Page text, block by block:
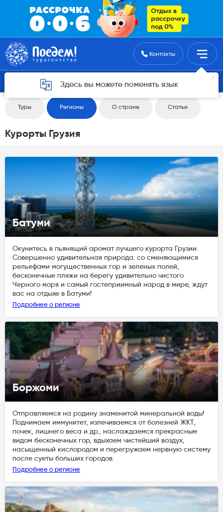
Поиск туровКонтакты
Здесь вы можете поменять язык
Вернуться назад
Туры Регионы О стране Статьи
Курорты Грузия
Батуми
Окунитесь в пьянящий аромат лучшего курорта Грузии.
Совершенно удивительная природа: со сменяющимися
рельефами могущественных гор и зеленых полей,
бесконечные пляжи на берегу удивительно чистого
Черного моря и самый гостеприимный народ в мире, ждут
вас на отдыхе в Батуми!
Подробнее о регионе
Боржоми
Отправляемся на родину знаменитой минеральной воды!
Поднимаем иммунитет, излечиваемся от болезней ЖКТ,
почек, лишнего веса и др., наслаждаемся прекрасным
видом бесконечных гор, вдыхаем чистейший воздух,
насыщенный кислородом и перегружаем нервную систему
после суеты больших городов.
Подробнее о регионе